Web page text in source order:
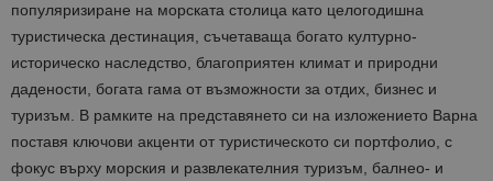
популяризиране на морската столица като целогодишна
туристическа дестинация, съчетаваща богато културно-
историческо наследство, благоприятен климат и природни
дадености, богата гама от възможности за отдих, бизнес и
туризъм. В рамките на представянето си на изложението Варна
поставя ключови акценти от туристическото си портфолио, с
фокус върху морския и развлекателния туризъм, балнео- и